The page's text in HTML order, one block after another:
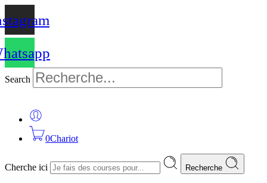
Search
0Chariot
Cherche ici Recherche